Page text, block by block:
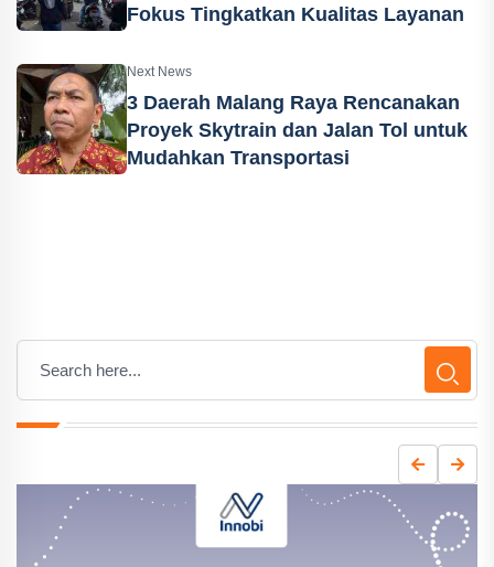
Fokus Tingkatkan Kualitas Layanan
Next News
3 Daerah Malang Raya Rencanakan
Proyek Skytrain dan Jalan Tol untuk
Mudahkan Transportasi